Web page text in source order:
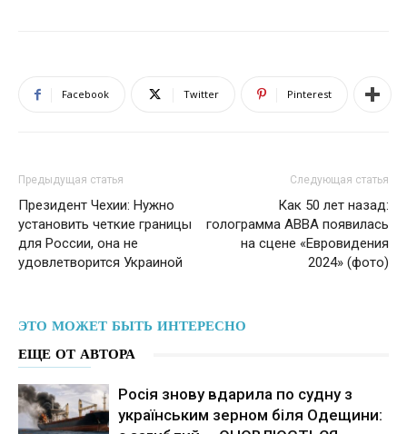
Facebook Twitter Pinterest
Предыдущая статья
Президент Чехии: Нужно
установить четкие границы
для России, она не
удовлетворится Украиной
Следующая статья
Как 50 лет назад:
голограмма АВВА появилась
на сцене «Евровидения
2024» (фото)
ЭТО МОЖЕТ БЫТЬ ИНТЕРЕСНО
ЕЩЕ ОТ АВТОРА
Росія знову вдарила по судну з
українським зерном біля Одещини: